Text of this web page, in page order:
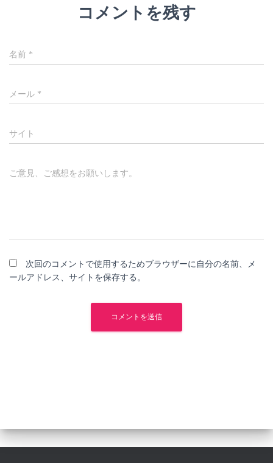
コメントを残す
名前 *
メール *
サイト
ご意見、ご感想をお願いします。
次回のコメントで使用するためブラウザーに自分の名前、メ
ールアドレス、サイトを保存する。